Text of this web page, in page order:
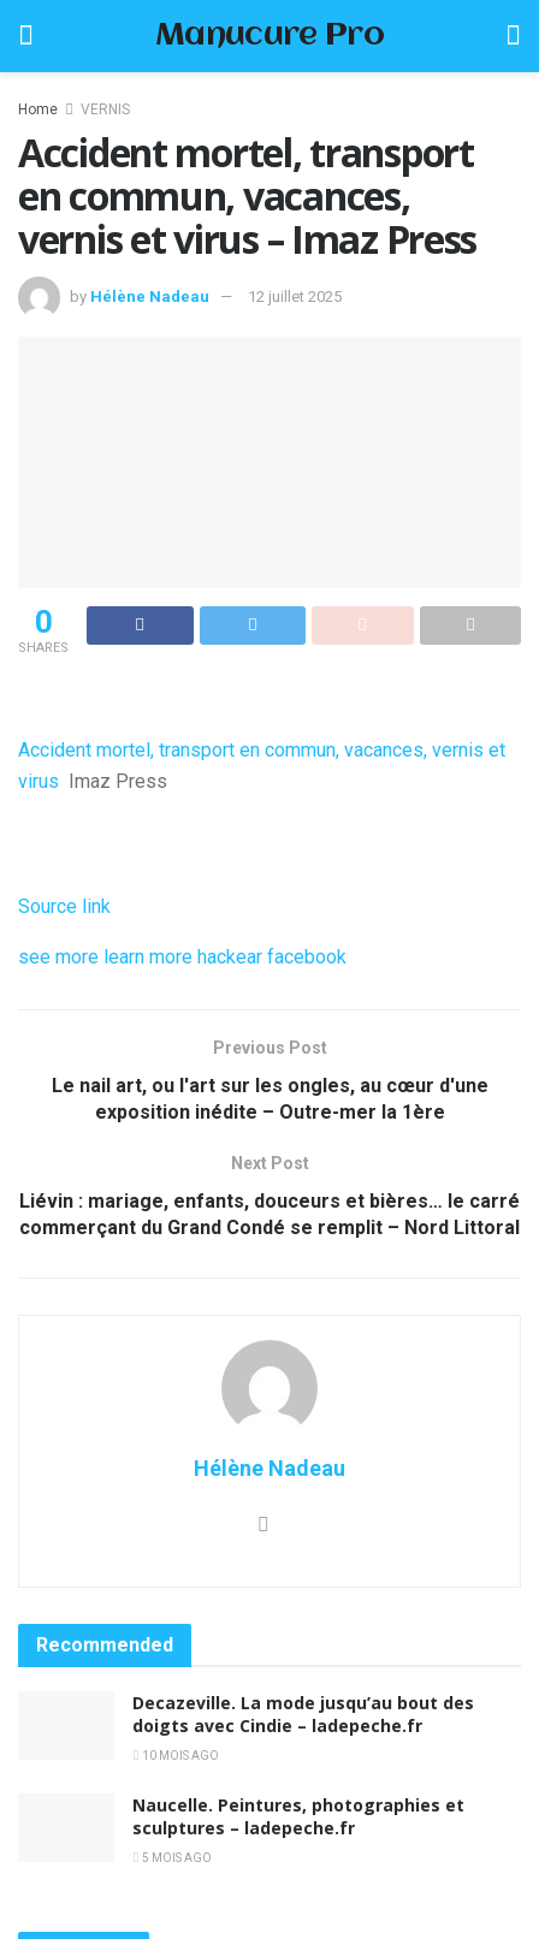
Manucure Pro
Home VERNIS
Accident mortel, transport
en commun, vacances,
vernis et virus – Imaz Press
by Hélène Nadeau 12 juillet 2025
0
SHARES
Accident mortel, transport en commun, vacances, vernis et
virus Imaz Press
Source link
see more learn more hackear facebook
Previous Post
Le nail art, ou l'art sur les ongles, au cœur d'une
exposition inédite – Outre-mer la 1ère
Next Post
Liévin : mariage, enfants, douceurs et bières… le carré
commerçant du Grand Condé se remplit – Nord Littoral
Hélène Nadeau
Recommended
Decazeville. La mode jusqu’au bout des
doigts avec Cindie – ladepeche.fr
10 MOIS AGO
Naucelle. Peintures, photographies et
sculptures – ladepeche.fr
5 MOIS AGO